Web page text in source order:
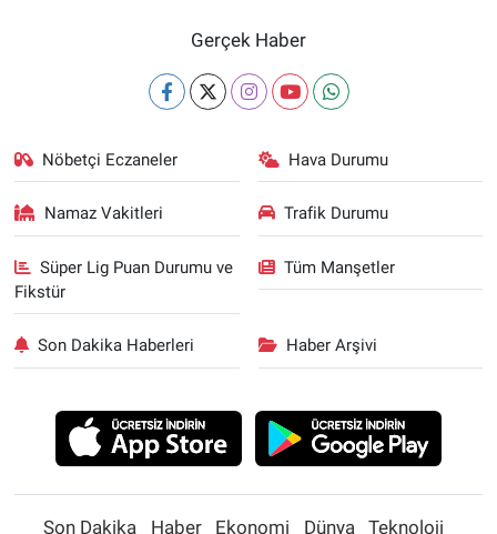
Gerçek Haber
Nöbetçi Eczaneler Hava Durumu
Namaz Vakitleri Trafik Durumu
Süper Lig Puan Durumu ve
Fikstür
Tüm Manşetler
Son Dakika Haberleri Haber Arşivi
Son Dakika Haber Ekonomi Dünya Teknoloji